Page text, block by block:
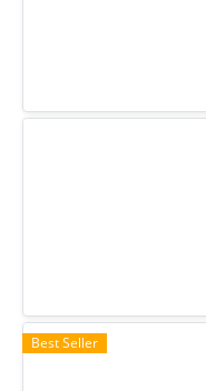
Best Seller